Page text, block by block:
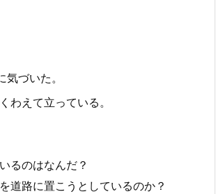
気づいた。
わえて立っている。
るのはなんだ？
道路に置こうとしているのか？